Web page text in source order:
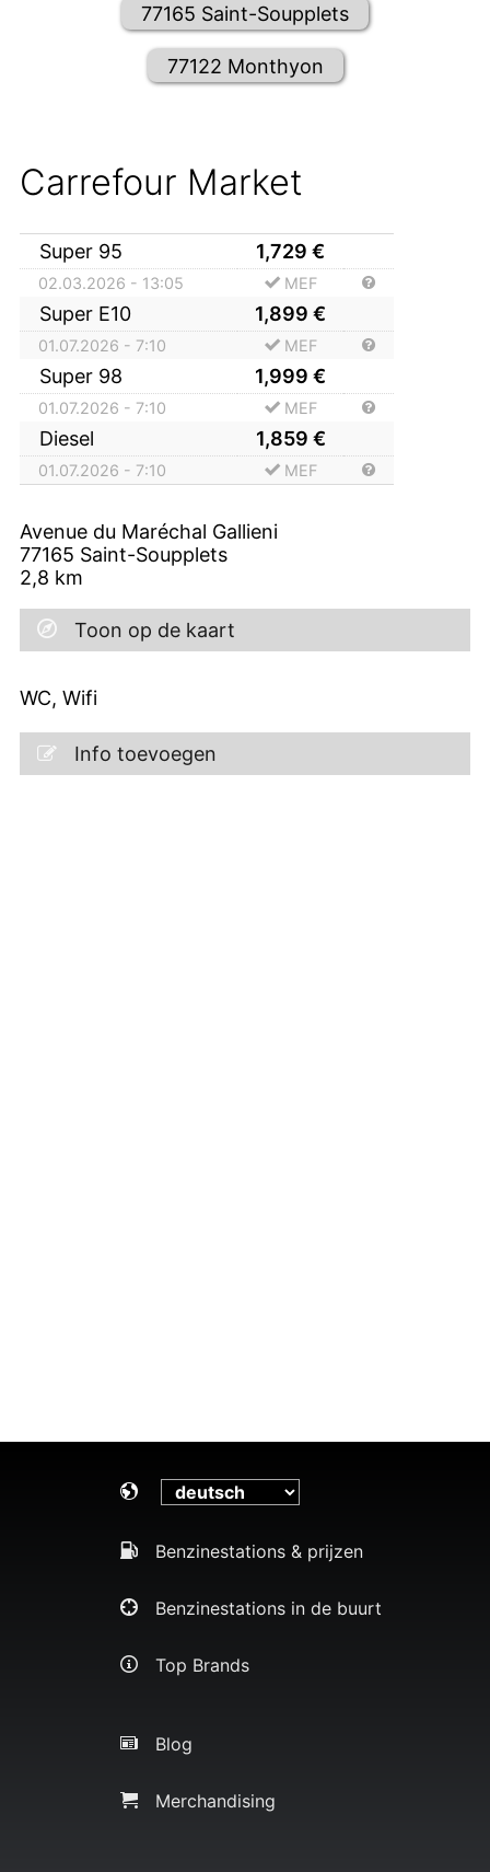
77165 Saint-Soupplets
77122 Monthyon
Carrefour Market
Super 95 1,729 €
02.03.2026 - 13:05 MEF
Super E10 1,899 €
01.07.2026 - 7:10 MEF
Super 98 1,999 €
01.07.2026 - 7:10 MEF
Diesel 1,859 €
01.07.2026 - 7:10 MEF
Avenue du Maréchal Gallieni
77165 Saint-Soupplets
2,8 km
Toon op de kaart
WC, Wifi
Info toevoegen
Benzinestations & prijzen
Benzinestations in de buurt
Top Brands
Blog
Merchandising